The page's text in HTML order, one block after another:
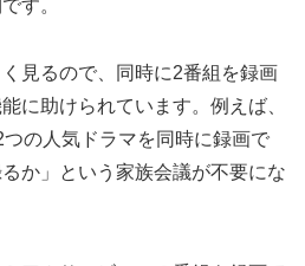
す。
見るので、同時に2番組を録画
に助けられています。例えば、
の人気ドラマを同時に録画で
か」という家族会議が不要にな